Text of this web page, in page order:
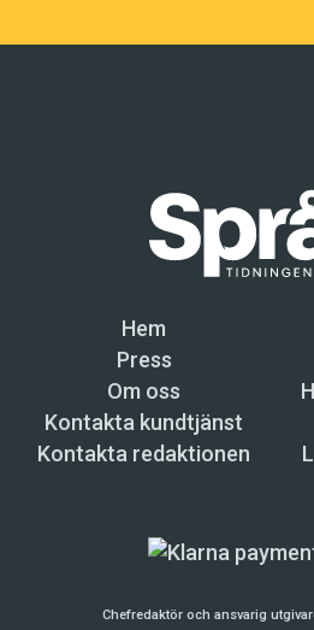
Hem
Press
Om oss
Kontakta kundtjänst
Kontakta redaktionen
Chefredaktör och ansvarig